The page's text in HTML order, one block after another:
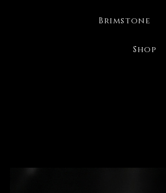
Brimstone
Shop